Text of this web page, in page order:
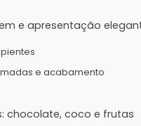
e apresentação
e acabamento
chocolate, coco e frutas